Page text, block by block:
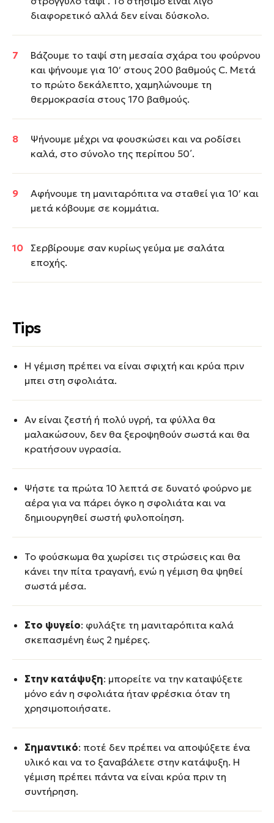
διαφορετικό αλλά δεν είναι δύσκολο.
Βάζουμε το ταψί στη μεσαία σχάρα του φούρνου
και ψήνουμε για 10′ στους 200 βαθμούς C. Μετά
το πρώτο δεκάλεπτο, χαμηλώνουμε τη
θερμοκρασία στους 170 βαθμούς.
Ψήνουμε μέχρι να φουσκώσει και να ροδίσει
καλά, στο σύνολο της περίπου 50΄.
Αφήνουμε τη μανιταρόπιτα να σταθεί για 10′ και
μετά κόβουμε σε κομμάτια.
Σερβίρουμε σαν κυρίως γεύμα με σαλάτα
εποχής.
Tips
Η γέμιση πρέπει να είναι σφιχτή και κρύα πριν
μπει στη σφολιάτα.
Αν είναι ζεστή ή πολύ υγρή, τα φύλλα θα
μαλακώσουν, δεν θα ξεροψηθούν σωστά και θα
κρατήσουν υγρασία.
Ψήστε τα πρώτα 10 λεπτά σε δυνατό φούρνο με
αέρα για να πάρει όγκο η σφολιάτα και να
δημιουργηθεί σωστή φυλοποίηση.
Το φούσκωμα θα χωρίσει τις στρώσεις και θα
κάνει την πίτα τραγανή, ενώ η γέμιση θα ψηθεί
σωστά μέσα.
Στο ψυγείο: φυλάξτε τη μανιταρόπιτα καλά
σκεπασμένη έως 2 ημέρες.
Στην κατάψυξη: μπορείτε να την καταψύξετε
μόνο εάν η σφολιάτα ήταν φρέσκια όταν τη
χρησιμοποιήσατε.
Σημαντικό: ποτέ δεν πρέπει να αποψύξετε ένα
υλικό και να το ξαναβάλετε στην κατάψυξη. Η
γέμιση πρέπει πάντα να είναι κρύα πριν τη
συντήρηση.